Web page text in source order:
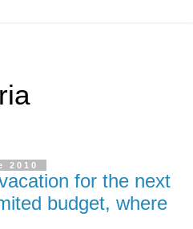
2010
for the next
budget, where